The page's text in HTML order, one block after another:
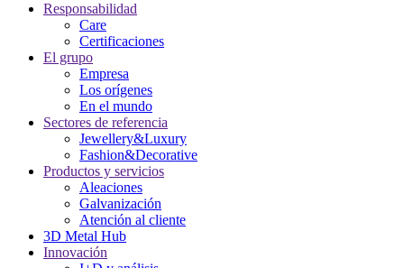
Responsabilidad
Care
Certificaciones
El grupo
Empresa
Los orígenes
En el mundo
Sectores de referencia
Jewellery&Luxury
Fashion&Decorative
Productos y servicios
Aleaciones
Galvanización
Atención al cliente
3D Metal Hub
Innovación